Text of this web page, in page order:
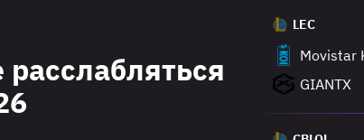
LEC
Movistar
GIANTX